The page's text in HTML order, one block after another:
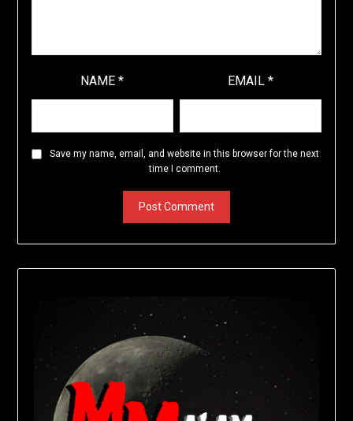
NAME* EMAIL*
Save my name, email, and website in this browser for the next
time I comment.